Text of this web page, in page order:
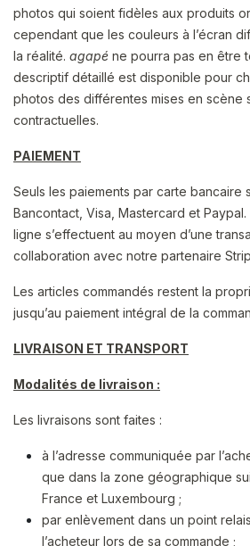
photos qui soient fidèles aux produits
cependant que les couleurs à l’écran
la réalité. agapé ne pourra pas en être
descriptif détaillé est disponible pour
photos des différentes mises en scène
contractuelles.
PAIEMENT
Seuls les paiements par carte bancaire
Bancontact, Visa, Mastercard et
ligne s’effectuent au moyen d’une
collaboration avec notre partenaire
Les articles commandés restent la
jusqu’au paiement intégral de la
LIVRAISON ET TRANSPORT
Modalités de livraison :
Les livraisons sont faites :
à l’adresse communiquée par
que dans la zone géographique
France et Luxembourg ;
par enlèvement dans un point
l’acheteur lors de sa commande ;